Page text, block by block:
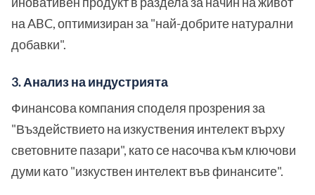
на ABC, оптимизиран за "най-добрите натурални
добавки".
3. Анализ на индустрията
Финансова компания споделя прозрения за
"Въздействието на изкуствения интелект върху
световните пазари", като се насочва към ключови
думи като "изкуствен интелект във финансите".